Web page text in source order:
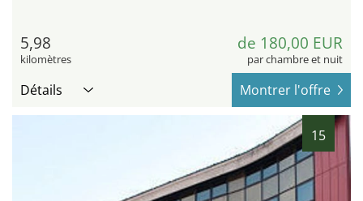
5,98
kilomètres
de 180,00 EUR
par chambre et nuit
Détails Montrer l'offre
15